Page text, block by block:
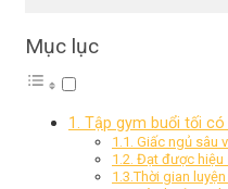
Mục lục
1. Tập gym buổi tối
1.1. Giấc ngủ sâu
1.2. Đạt được
1.3.Thời gian